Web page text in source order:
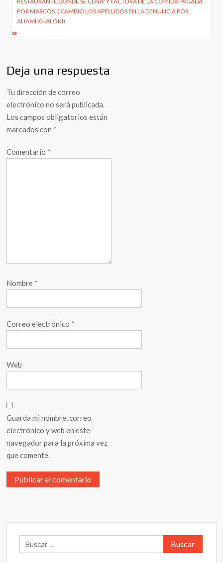
POR MARCOS. ( CAMBIO LOS APELLIDOS EN LA DENUNCIA POR
ALIAMI KHALOKI)
Deja una respuesta
Tu dirección de correo
electrónico no será publicada.
Los campos obligatorios están
marcados con *
Comentario *
Nombre *
Correo electrónico *
Web
Guarda mi nombre, correo
electrónico y web en este
navegador para la próxima vez
que comente.
Buscar: